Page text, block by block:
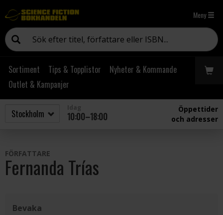
Meny
Sortiment Tips & Topplistor
Nyheter & Kommande
Outlet & Kampanjer
10:00–18:00
Öppettider
och adresser
FÖRFATTARE
Fernanda Trías
Bevaka